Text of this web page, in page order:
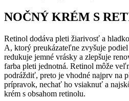
NOČNÝ KRÉM S
Retinol dodáva pleti žiarivosť a
A, ktorý preukázateľne zvyšuje
redukuje jemné vrásky a zlepšuje
farba pleti jednotná. Retinol môže
podráždiť, preto je vhodné najprv na
prípravok, nechať ho vsiaknuť a
krém s obsahom retinolu.